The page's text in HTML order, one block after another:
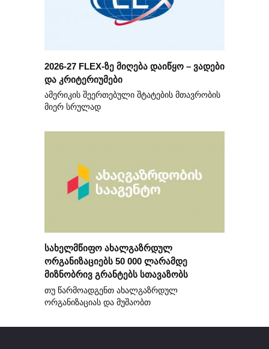
2026-27 FLEX-ზე მიღება დაიწყო – ვადები
და კრიტერიუმები
ამერიკის შეერთებული შტატების მთავრობის
მიერ სრულად
სახელმწიფო ახალგაზრდულ
ორგანიზაციებს 50 000 ლარამდე
მიზნობრივ გრანტებს სთავაზობს
თუ წარმოადგენთ ახალგაზრდულ
ორგანიზაციას და მუშაობთ